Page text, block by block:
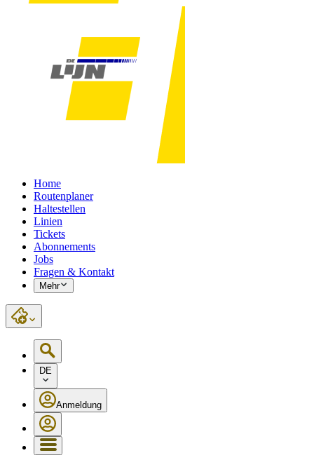
Home
Routenplaner
Haltestellen
Linien
Tickets
Abonnements
Jobs
Fragen & Kontakt
Mehr
DE
Anmeldung